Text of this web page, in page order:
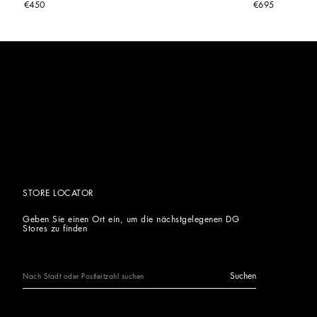
€450 €695
STORE LOCATOR
Geben Sie einen Ort ein, um die nächstgelegenen DG
Stores zu finden
Suchen